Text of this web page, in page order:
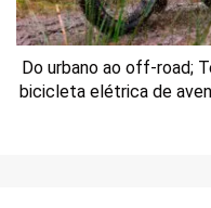
Do urbano ao off-road;
bicicleta elétrica de